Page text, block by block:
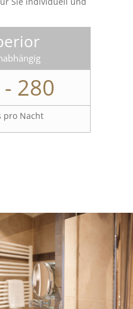
280
pro Nacht